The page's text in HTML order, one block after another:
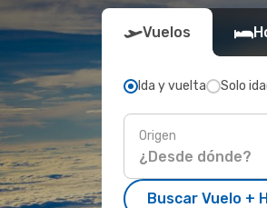
Vuelos
Ida y vuelta Solo ida
Origen
Buscar Vuelo +